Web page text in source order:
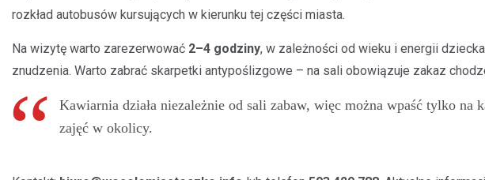
rozkład autobusów kursujących w kierunku tej części miasta.
Na wizytę warto zarezerwować 2–4 godziny, w zależności od wieku i energii
znudzenia. Warto zabrać skarpetki antypoślizgowe – na sali obowiązuje zakaz
Kawiarnia działa niezależnie od sali zabaw, więc można wpaść tylko
zajęć w okolicy.